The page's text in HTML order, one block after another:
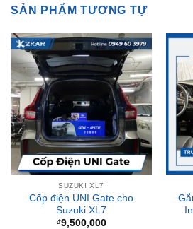
SUZUKI XL7
Cốp điện UNI Gate cho
Suzuki XL7
₫9,500,000